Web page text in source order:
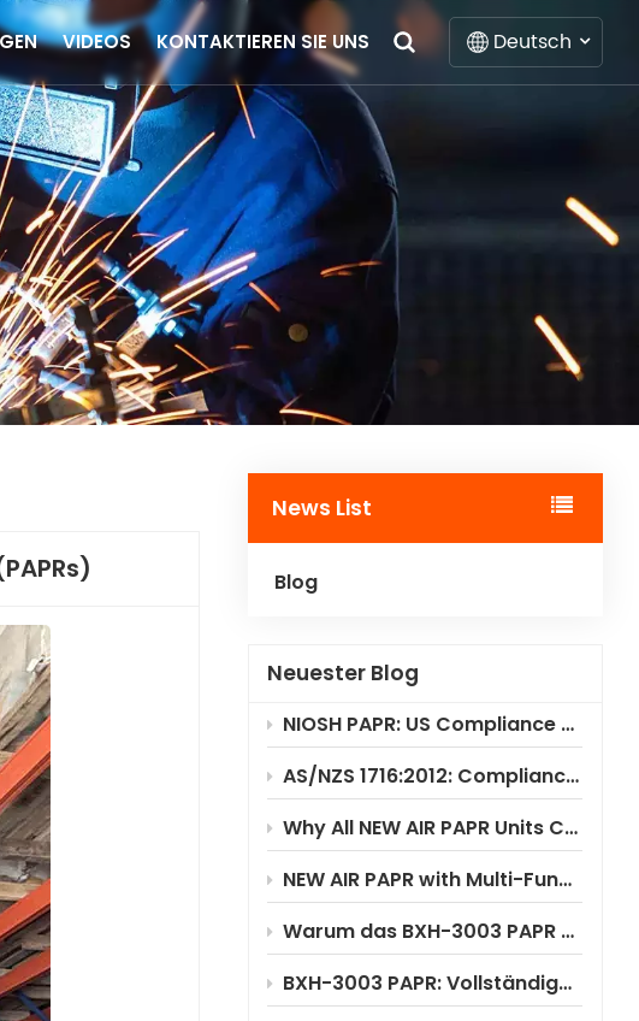
VIDEOS KONTAKTIEREN SIE UNS Deutsch
Español
Português
News List
Blog
Neuester Blog
NIOSH PAPR: US Compliance & Testing Requirements
AS/NZS 1716:2012: Compliance Standard for PAPR Respirators
Why All NEW AIR PAPR Units Choose RILSA NB1024 for Certification?
NEW AIR PAPR with Multi-Functional Flip-Up Welding Helmet
Warum das BXH-3003 PAPR erhebliche Kosteneinsparungen ermöglicht
BXH-3003 PAPR: Vollständige Anwendungsszenarioanalyse